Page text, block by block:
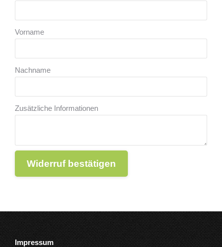
E-
(wiederholen)*
Vorname
Nachname
Zusätzliche Informationen
Widerruf bestätigen
Impressum